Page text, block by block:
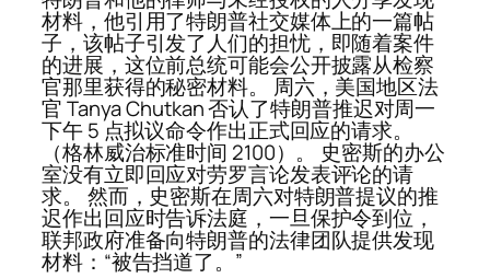
材料，他引用了特朗普社交媒体上的一篇帖
子，该帖子引发了人们的担忧，即随着案件
的进展，这位前总统可能会公开披露从检察
官那里获得的秘密材料。 周六，美国地区法
官 Tanya Chutkan 否认了特朗普推迟对周一
下午 5 点拟议命令作出正式回应的请求。
（格林威治标准时间 2100）。 史密斯的办公
室没有立即回应对劳罗言论发表评论的请
求。 然而，史密斯在周六对特朗普提议的推
迟作出回应时告诉法庭，一旦保护令到位，
联邦政府准备向特朗普的法律团队提供发现
材料：“被告挡道了。”